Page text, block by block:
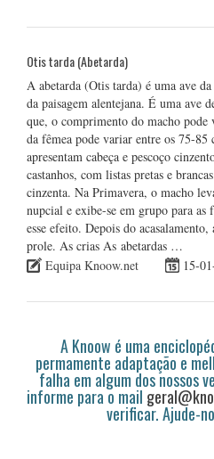
Otis tarda (Abetarda)
A abetarda (Otis tarda) é uma ave
da paisagem alentejana. É uma ave
que, o comprimento do macho
da fêmea pode variar entre os 75-85
apresentam cabeça e pescoço
castanhos, com listas pretas e
cinzenta. Na Primavera, o macho
nupcial e exibe-se em grupo para as
esse efeito. Depois do
prole. As crias As abetardas …
Equipa Knoow.net
15-
A Knoow é uma
permamente adaptação e
falha em algum dos nossos
informe para o mail
verificar. Ajude-